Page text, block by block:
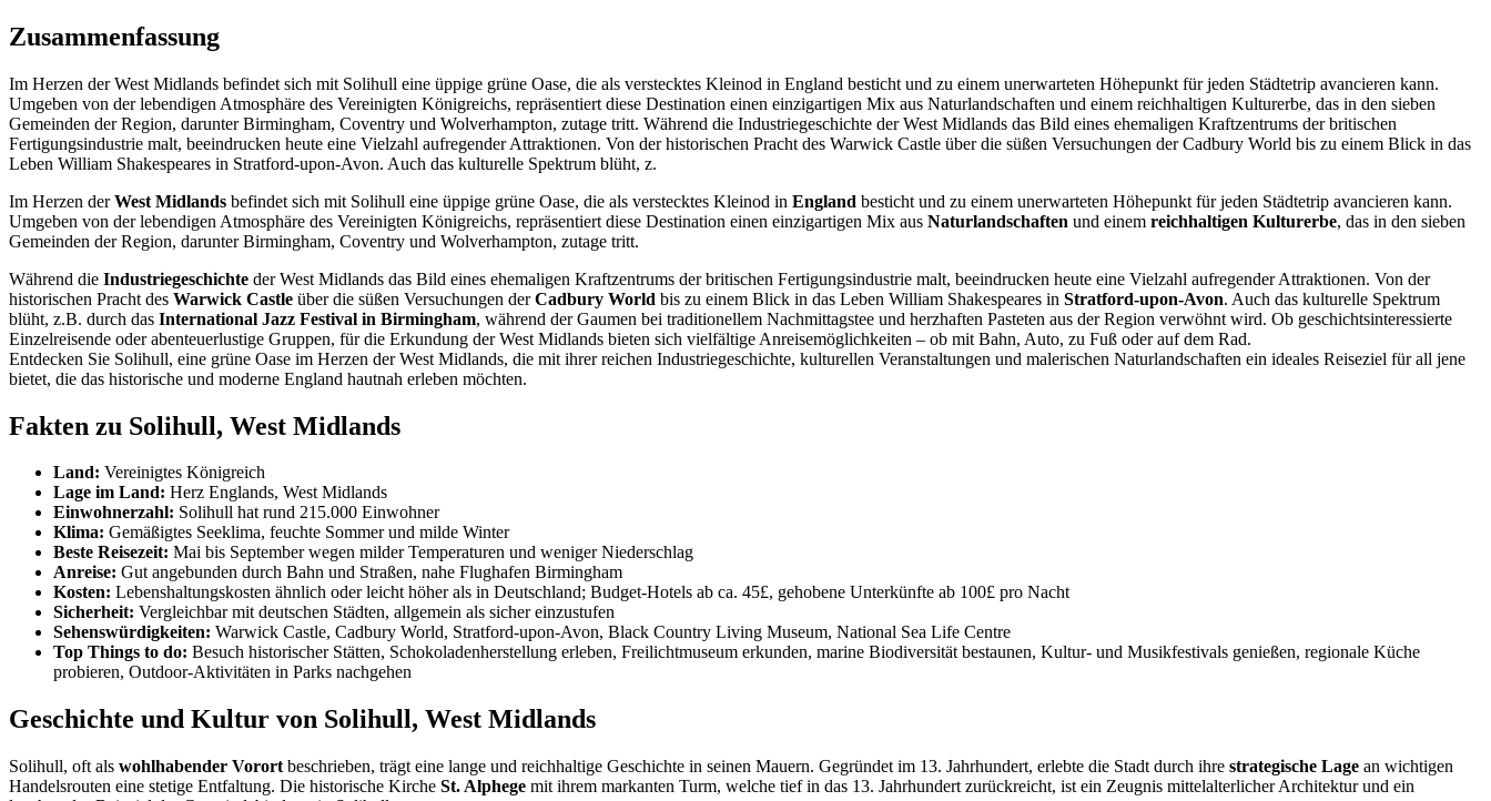
Zusammenfassung
Im Herzen der West Midlands befindet sich mit Solihull eine üppige grüne Oase, die als verstecktes Kleinod in England besticht und zu einem unerwarteten Höhepunkt für jeden Städtetrip avancieren kann.
Umgeben von der lebendigen Atmosphäre des Vereinigten Königreichs, repräsentiert diese Destination einen einzigartigen Mix aus Naturlandschaften und einem reichhaltigen Kulturerbe, das in den sieben
Gemeinden der Region, darunter Birmingham, Coventry und Wolverhampton, zutage tritt. Während die Industriegeschichte der West Midlands das Bild eines ehemaligen Kraftzentrums der britischen
Fertigungsindustrie malt, beeindrucken heute eine Vielzahl aufregender Attraktionen. Von der historischen Pracht des Warwick Castle über die süßen Versuchungen der Cadbury World bis zu einem Blick in das
Leben William Shakespeares in Stratford-upon-Avon. Auch das kulturelle Spektrum blüht, z.
Im Herzen derWest Midlands befindet sich mit Solihull eine üppige grüne Oase, die als verstecktes Kleinod in England besticht und zu einem unerwarteten Höhepunkt für jeden Städtetrip avancieren kann.
Umgeben von der lebendigen Atmosphäre des Vereinigten Königreichs, repräsentiert diese Destination einen einzigartigen Mix aus Naturlandschaften und einem reichhaltigen Kulturerbe, das in den sieben
Gemeinden der Region, darunter Birmingham, Coventry und Wolverhampton, zutage tritt.
Während die Industriegeschichte der West Midlands das Bild eines ehemaligen Kraftzentrums der britischen Fertigungsindustrie malt, beeindrucken heute eine Vielzahl aufregender Attraktionen. Von der
historischen Pracht des Warwick Castle über die süßen Versuchungen derCadbury World bis zu einem Blick in das Leben William Shakespeares in Stratford-upon-Avon. Auch das kulturelle Spektrum
blüht, z.B. durch das International Jazz Festival in Birmingham, während der Gaumen bei traditionellem Nachmittagstee und herzhaften Pasteten aus der Region verwöhnt wird. Ob geschichtsinteressierte
Einzelreisende oder abenteuerlustige Gruppen, für die Erkundung der West Midlands bieten sich vielfältige Anreisemöglichkeiten – ob mit Bahn, Auto, zu Fuß oder auf dem Rad.
Entdecken Sie Solihull, eine grüne Oase im Herzen der West Midlands, die mit ihrer reichen Industriegeschichte, kulturellen Veranstaltungen und malerischen Naturlandschaften ein ideales Reiseziel für all jene
bietet, die das historische und moderne England hautnah erleben möchten.
Fakten zu Solihull, West Midlands
Land: Vereinigtes Königreich
Lage im Land: Herz Englands, West Midlands
Einwohnerzahl: Solihull hat rund 215.000 Einwohner
Klima: Gemäßigtes Seeklima, feuchte Sommer und milde Winter
Beste Reisezeit: Mai bis September wegen milder Temperaturen und weniger Niederschlag
Anreise: Gut angebunden durch Bahn und Straßen, nahe Flughafen Birmingham
Kosten: Lebenshaltungskosten ähnlich oder leicht höher als in Deutschland; Budget-Hotels ab ca. 45£, gehobene Unterkünfte ab 100£ pro Nacht
Sicherheit: Vergleichbar mit deutschen Städten, allgemein als sicher einzustufen
Sehenswürdigkeiten: Warwick Castle, Cadbury World, Stratford-upon-Avon, Black Country Living Museum, National Sea Life Centre
Top Things to do: Besuch historischer Stätten, Schokoladenherstellung erleben, Freilichtmuseum erkunden, marine Biodiversität bestaunen, Kultur- und Musikfestivals genießen, regionale Küche
probieren, Outdoor-Aktivitäten in Parks nachgehen
Geschichte und Kultur von Solihull, West Midlands
Solihull, oft als wohlhabender Vorort beschrieben, trägt eine lange und reichhaltige Geschichte in seinen Mauern. Gegründet im 13. Jahrhundert, erlebte die Stadt durch ihre strategische Lage an wichtigen
Handelsrouten eine stetige Entfaltung. Die historische Kirche St. Alphege mit ihrem markanten Turm, welche tief in das 13. Jahrhundert zurückreicht, ist ein Zeugnis mittelalterlicher Architektur und ein